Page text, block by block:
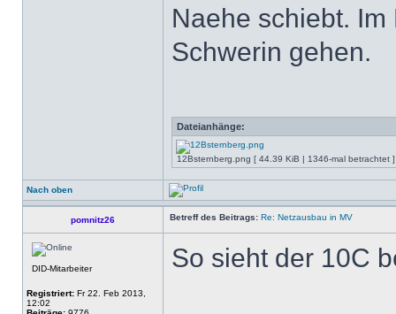
Naehe schiebt.
Schwerin gehen.
Dateianhänge:
12Bsternberg.png [ 44.39 KiB | 1346-mal betrachtet ]
Nach oben
pomnitz26 Betreff des Beitrags: Re: Netzausbau in MV
DID-Mitarbeiter
Registriert: Fr 22. Feb 2013,
12:02
So sieht der 10C